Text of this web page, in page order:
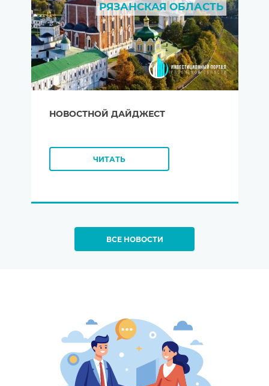
РЯЗАНСКАЯ ОБЛАСТЬ
НОВОСТНОЙ ДАЙДЖЕСТ
ЧИТАТЬ
ВСЕ НОВОСТИ